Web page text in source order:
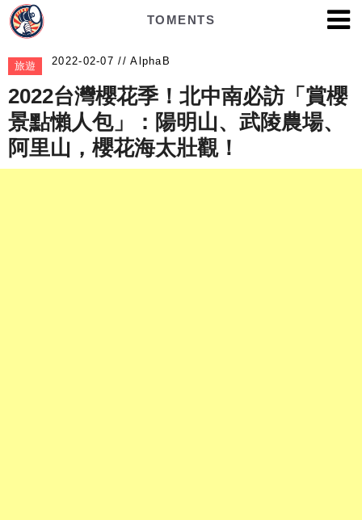
TOMENTS
旅遊 AlphaB
2022台灣櫻花季！北中南必訪「賞櫻
景點懶人包」：陽明山、武陵農場、
阿里山，櫻花海太壯觀！